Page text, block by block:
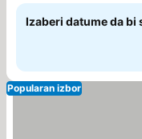
Izaberi datume da bi
Popularan izbor